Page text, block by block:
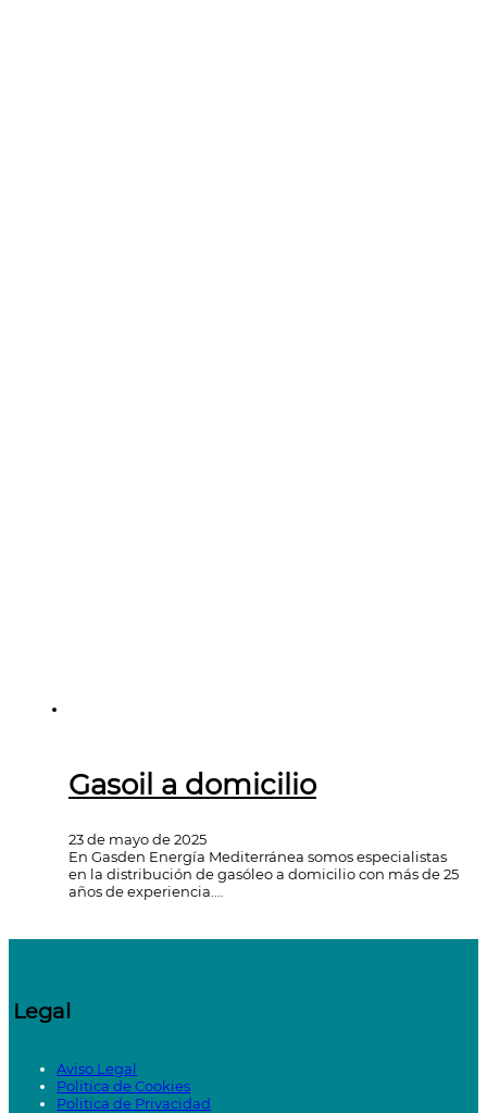
Gasoil a domicilio
23 de mayo de 2025
En Gasden Energía Mediterránea somos especialistas
en la distribución de gasóleo a domicilio con más de 25
años de experiencia.…
Legal
Aviso Legal
Politica de Cookies
Politica de Privacidad